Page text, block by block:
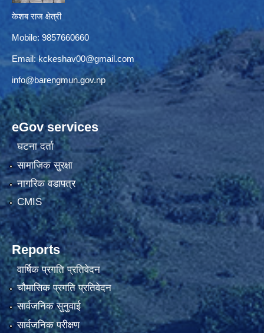
केशब राज क्षेत्री
Mobile: 9857660660
Email: kckeshav00@gmail.com
info@barengmun.gov.np
eGov services
घटना दर्ता
सामाजिक सुरक्षा
नागरिक वडापत्र
CMIS
Reports
वार्षिक प्रगति प्रतिवेदन
चौमासिक प्रगति प्रतिवेदन
सार्वजनिक सुनुवाई
सार्वजनिक परीक्षण